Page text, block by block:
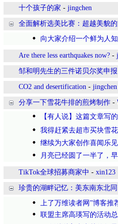
十个孩子的家 - jingchen
全面解析选美比赛：超越美貌
向大家介绍一个鲜为人
Are there less earthquakes now? -
邹和明先生的三件诺贝尔奖申
CO2 and desertification - jingchen
分享一下雪花牛排的煎烤制作 -
【有人说】这篇文章写
我得赶紧去超市买块雪
继续为大家创作喜闻乐
月亮已经圆了一半了，
TikTok全球招募商家中 - xin123
珍贵的湖畔记忆：美东南东北
上了万维读者网”博客推
联盟主席高瑛写的活动